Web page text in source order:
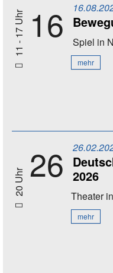
11 - 17 Uhr 16 Spiel in
mehr
20 Uhr 26 2026
Theater
mehr